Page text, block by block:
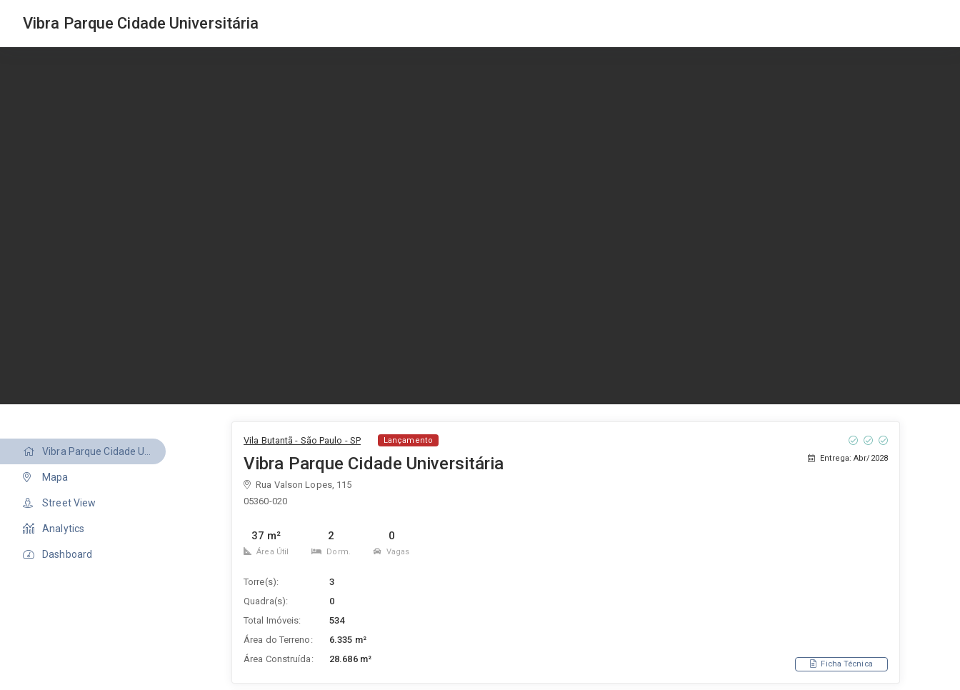
Vibra Parque Cidade Universitária
Vibra Parque Cidade Universitária
Mapa
Street View
Analytics
Dashboard
Vila Butantã - São Paulo - SP Lançamento
Vibra Parque Cidade Universitária
Rua Valson Lopes, 115
05360-020
Entrega: Abr/2028
37 m²
Área Útil
2
Dorm.
0
Vagas
Torre(s):
3
Quadra(s):
0
Total Imóveis:
534
Área do Terreno:
6.335 m²
Área Construída:
28.686 m² Ficha Técnica